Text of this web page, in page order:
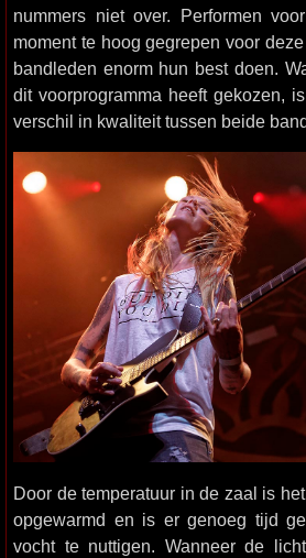
nummers niet over. Performen
moment te hoog gegrepen voor
bandleden enorm hun best doen.
dit voorprogramma heeft gekozen,
verschil in kwaliteit tussen beide
Door de temperatuur in de zaal is
opgewarmd en is er genoeg tijd
vocht te nuttigen. Wanneer de